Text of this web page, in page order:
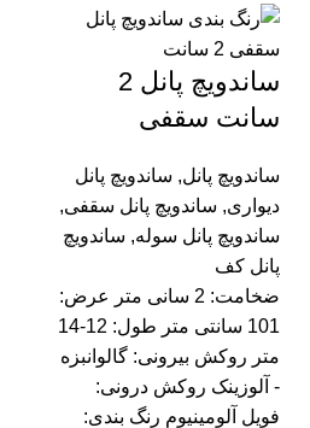
ساندویچ پانل 2
سانت سقفی
ساندویچ پانل, ساندویچ پانل
دیواری, ساندویچ پانل سقفی,
ساندویچ پانل سوله, ساندویچ
پانل کف
ضخامت: 2 سانی متر عرض:
101 سانتی متر طول: 12-14
متر روکش بیرونی: گالوانبزه
- آلوزینک روکش درونی:
فویل آلومینیوم رنگ بندی: